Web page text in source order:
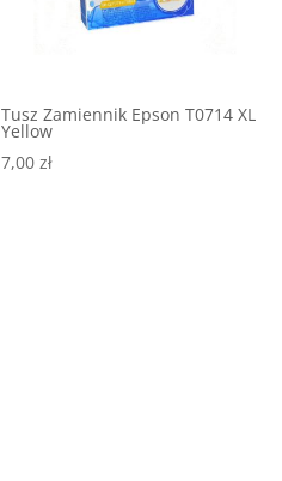
Tusz Zamiennik Epson T0714 XL
Yellow
7,00 zł